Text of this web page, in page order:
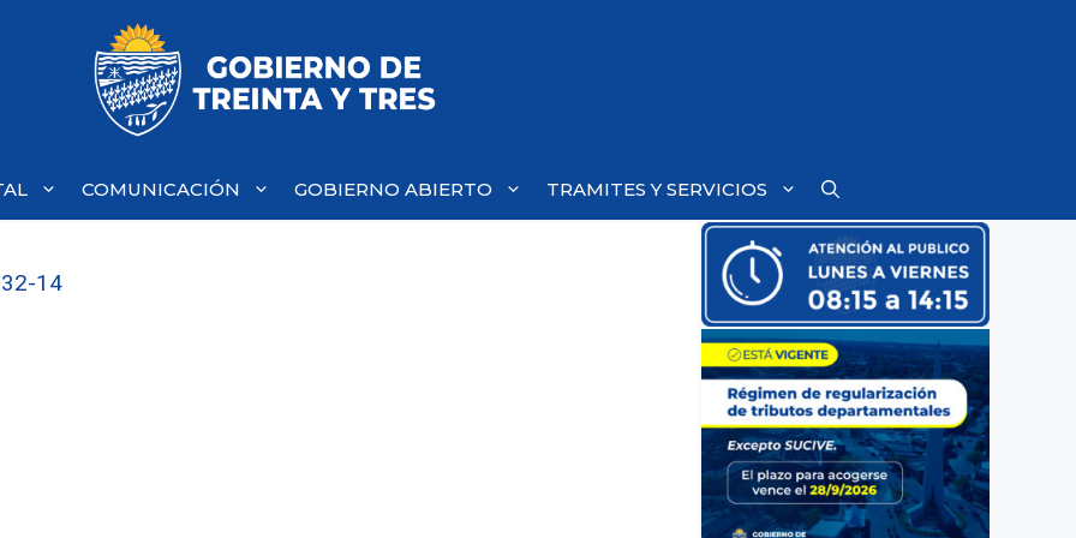
COMUNICACIÓN GOBIERNO ABIERTO TRAMITES Y SERVICIOS
14